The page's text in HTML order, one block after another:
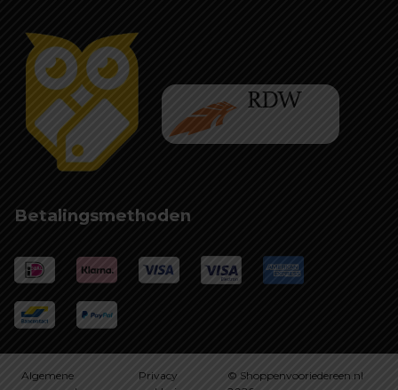
Betalingsmethoden
Algemene
Privacy
© Shoppenvooriedereen.nl